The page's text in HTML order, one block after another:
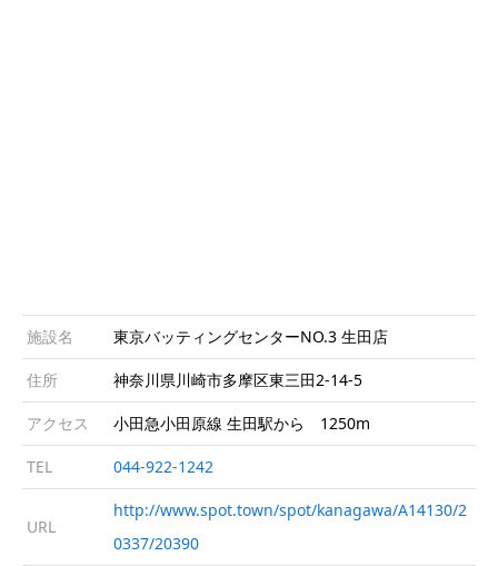
施設名 東京バッティングセンターNO.3 生田店
住所 神奈川県川崎市多摩区東三田2-14-5
アクセス 小田急小田原線 生田駅から 1250m
TEL 044-922-1242
URL
http://www.spot.town/spot/kanagawa/A14130/2
0337/20390